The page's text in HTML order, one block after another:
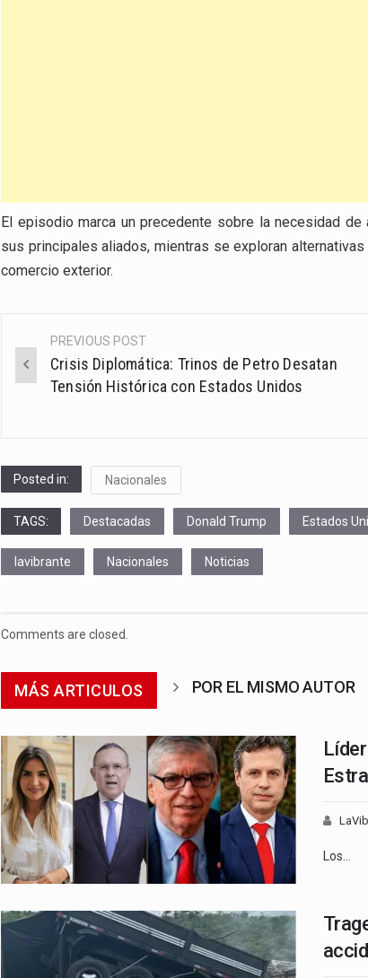
El episodio marca un precedente sobre la necesidad
sus principales aliados, mientras se exploran
comercio exterior.
Post
navigation
PREVIOUS POST
Crisis Diplomática: Trinos de Petro Desatan
Tensión Histórica con Estados Unidos
Posted in: Nacionales
TAGS: Destacadas Donald Trump Estados
lavibrante Nacionales Noticias
Comments are closed.
MÁS ARTICULOS POR EL MISMO AUTOR
Los…